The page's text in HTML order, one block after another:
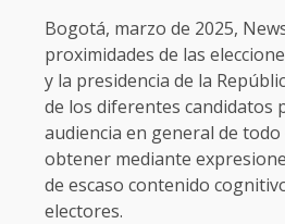
Bogotá, marzo de 2025,
proximidades de las
y la presidencia de la
de los diferentes candidatos
audiencia en general de
obtener mediante
de escaso contenido
electores.